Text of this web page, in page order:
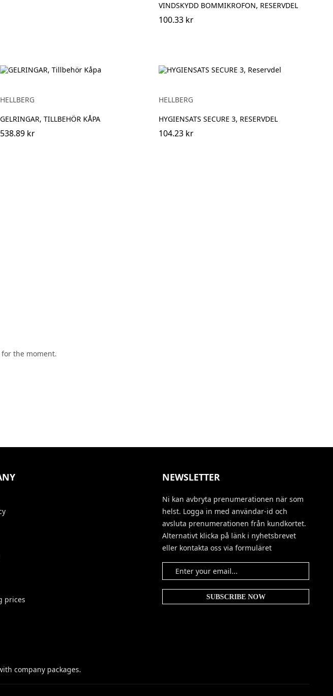
VINDSKYDD BOMMIKROFON, RESERVDEL
100.33 kr
HELLBERG
GELRINGAR, TILLBEHÖR KÅPA
538.89 kr
HELLBERG
HYGIENSATS SECURE 3, RESERVDEL
104.23 kr
the moment.
prices
NEWSLETTER
Ni kan avbryta prenumerationen när som
helst. Logga in med användar-id och
avsluta prenumerationen från kundkortet.
Alternativt klicka på länk i nyhetsbrevet
eller kontakta oss via formuläret
company packages.